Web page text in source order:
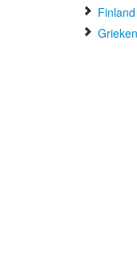
Finland